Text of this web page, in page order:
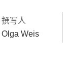
撰写人
Olga Weis